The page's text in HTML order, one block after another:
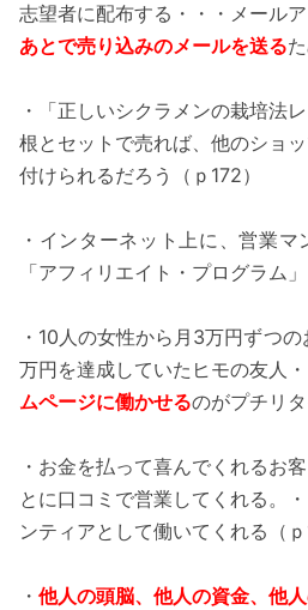
志望者に配布する・・・メール
あとで売り込みのメールを送る
・「正しいシクラメンの栽培法
根とセットで売れば、他のショ
付けられるだろう（ｐ172）
・インターネット上に、営業
「アフィリエイト・プログラム」
・10人の女性から月3万円ずつ
万円を達成していたヒモの友人・
ムページに働かせるのがプチリタ
・お金を払って喜んでくれるお
とに口コミで営業してくれる。
ンティアとして働いてくれる（ｐ
・ 他人の頭脳、他人の資金、他